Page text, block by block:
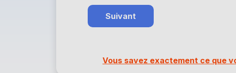
Vous savez exactement ce que